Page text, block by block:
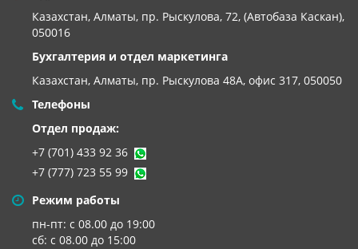
Казахстан, Алматы, пр. Рыскулова, 72, (Автобаза Каскан),
050016
Бухгалтерия и отдел маркетинга
Казахстан, Алматы, пр. Рыскулова 48А, офис 317, 050050
Телефоны
Отдел продаж:
+7 (701) 433 92 36
+7 (777) 723 55 99
Режим работы
пн-пт: с 08.00 до 19:00
сб: с 08.00 до 15:00